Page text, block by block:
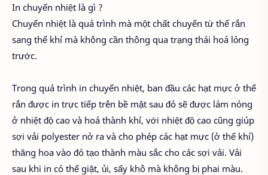
In chuyển nhiệt là gì ?
Chuyển nhiệt là quá trình mà một chất chuyển từ thể rắn
sang thể khí mà không cần thông qua trạng thái hoá lỏng
trước.
Trong quá trình in chuyển nhiệt, ban đầu các hạt mực ở thể
rắn được in trực tiếp trên bề mặt sau đó sẽ được lám nóng
ở nhiệt độ cao và hoá thành khí, với nhiệt độ cao cũng giúp
sợi vải polyester nở ra và cho phép các hạt mực (ở thể khí)
thăng hoa vào đó tạo thành màu sắc cho các sợi vải. Vải
sau khi in có thể giặt, ủi, sấy khô mà không bị phai màu.